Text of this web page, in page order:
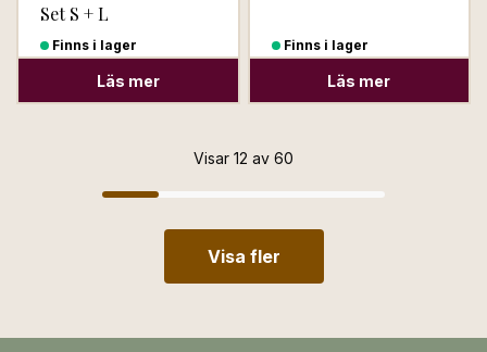
Set S + L
Finns i lager
Läs mer
Finns i lager
Läs mer
Visar 12 av 60
Visa fler